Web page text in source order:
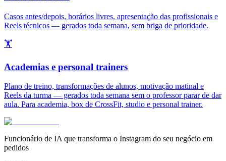
Casos antes/depois, horários livres, apresentação das profissionais e
Reels técnicos — gerados toda semana, sem briga de prioridade.
🏋️
Academias e personal trainers
Plano de treino, transformações de alunos, motivação matinal e
Reels da turma — gerados toda semana sem o professor parar de dar
aula. Para academia, box de CrossFit, studio e personal trainer.
Funcionário de IA que transforma o Instagram do seu negócio em
pedidos